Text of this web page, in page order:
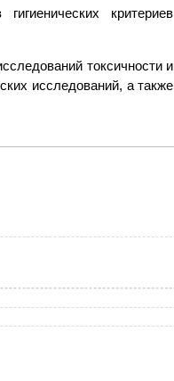
критериев
токсичности и
исследований, а также